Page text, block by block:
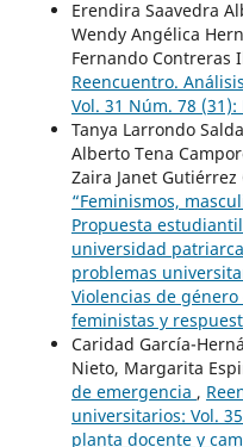
Erendira Saavedra
Wendy Angélica
Fernando Contreras
Reencuentro.
Vol. 31 Núm. 78 (31):
Tanya Larrondo
Alberto Tena
Zaira Janet Gutiérrez
“Feminismos,
Propuesta
universidad
problemas
Violencias de
feministas y
Caridad García-
Nieto, Margarita
de emergencia ,
universitarios: Vol.
planta docente y